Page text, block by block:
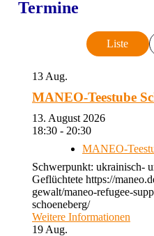
Termine
Liste
13 Aug.
MANEO-Teestube
13. August 2026
18:30 - 20:30
MANEO-
Schwerpunkt: ukrainisch-
Geflüchtete https://
gewalt/maneo-refugee-
schoeneberg/
Weitere Informationen
19 Aug.